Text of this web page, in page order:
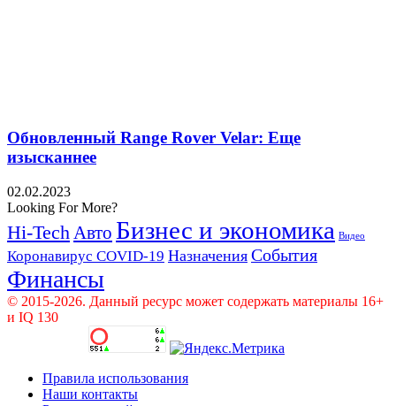
Обновленный Range Rover Velar: Еще
изысканнее
02.02.2023
Looking For More?
Hi-Tech Авто Бизнес и экономика Видео
Коронавирус COVID-19 Назначения События
Финансы
© 2015-2026. Данный ресурс может содержать материалы 16+
и IQ 130
Правила использования
Наши контакты